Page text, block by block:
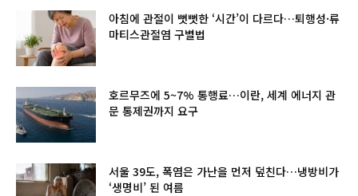
아침에 관절이 뻣뻣한 ‘시간’이 다르다…퇴행성·류
마티스관절염 구별법
호르무즈에 5~7% 통행료…이란, 세계 에너지 관
문 통제권까지 요구
서울 39도, 폭염은 가난을 먼저 덮친다…냉방비가
‘생명비’ 된 여름